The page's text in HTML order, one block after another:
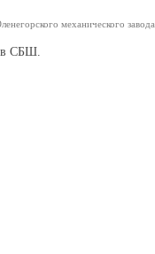
механического завода
СБШ.